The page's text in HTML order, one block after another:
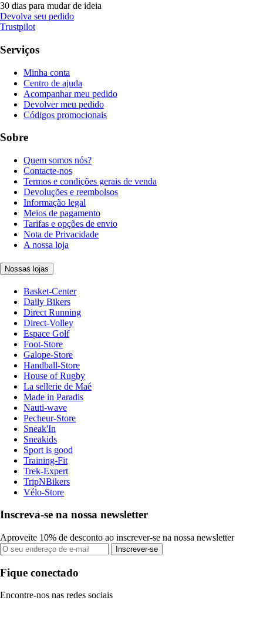
30 dias para mudar de ideia
Devolva seu pedido
Trustpilot
Serviços
Minha conta
Centro de ajuda
Acompanhar meu pedido
Devolver meu pedido
Códigos promocionais
Sobre
Quem somos nós?
Contacte-nos
Termos e condições gerais de venda
Devoluções e reembolsos
Informação legal
Meios de pagamento
Tarifas e opções de envio
Nota de Privacidade
A nossa loja
Nossas lojas
Basket-Center
Daily Bikers
Direct Running
Direct-Volley
Espace Golf
Foot-Store
Galope-Store
Handball-Store
House of Rugby
La sellerie de Maé
Made in Paradis
Nauti-wave
Pecheur-Store
Sneak'In
Sneakids
Sport is good
Training-Fit
Trek-Expert
TripNBikers
Vélo-Store
Inscreva-se na nossa newsletter
Aproveite 10% de desconto ao inscrever-se na nossa newsletter
Inscrever-se
Fique conectado
Encontre-nos nas redes sociais